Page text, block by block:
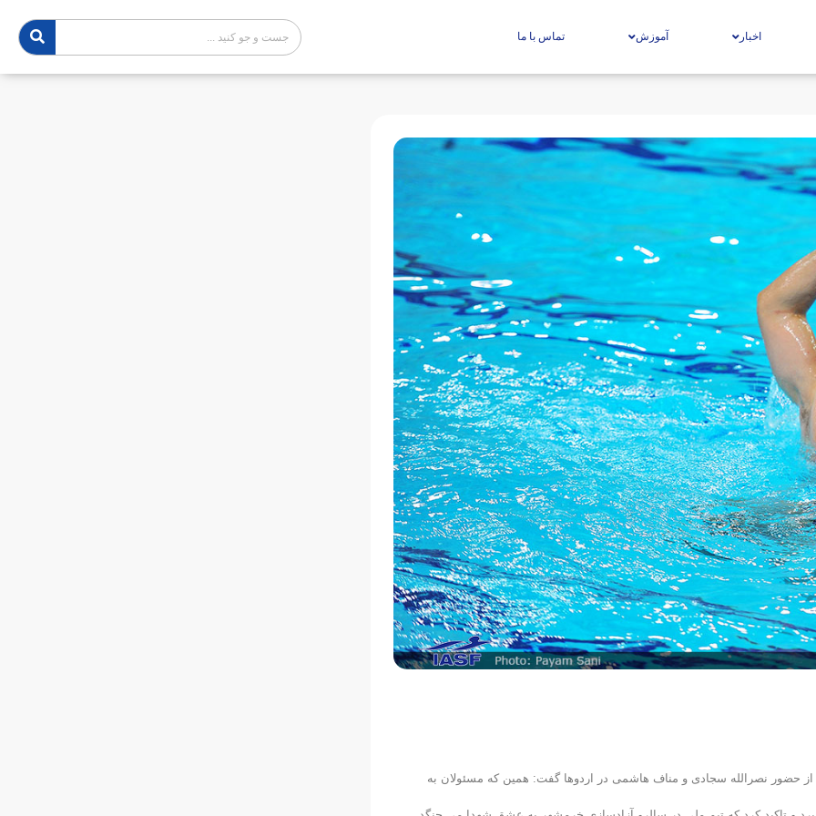
اخبار آموزش تماس با ما
از حضور نصرالله سجادی و مناف هاشمی در اردوها گفت: همین که مسئولان به